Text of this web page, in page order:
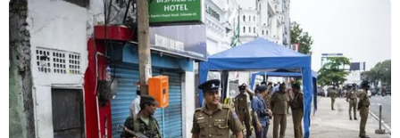
#Chiến hạm Al Qadir
#Hệ thống vũ khí
#Chiến đấu trên biển
#Meko A-200
Ai Cập
Đức